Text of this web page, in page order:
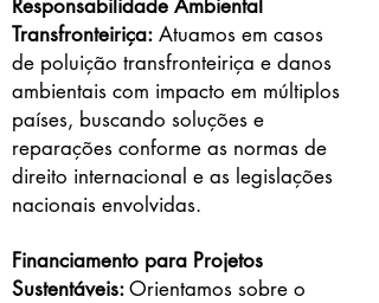
Responsabilidade Ambiental
Transfronteiriça: Atuamos em casos
de poluição transfronteiriça e danos
ambientais com impacto em múltiplos
países, buscando soluções e
reparações conforme as normas de
direito internacional e as legislações
nacionais envolvidas.
Financiamento para Projetos
Sustentáveis:Orientamos sobre o